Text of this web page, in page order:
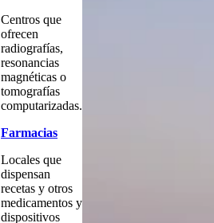
Centros que
ofrecen
radiografías,
resonancias
magnéticas o
tomografías
computarizadas.
Farmacias
Locales que
dispensan
recetas y otros
medicamentos y
dispositivos